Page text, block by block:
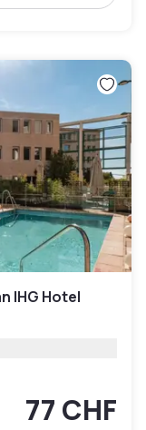
IHG Hotel
77 CHF